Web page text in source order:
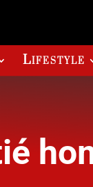
Lifestyle